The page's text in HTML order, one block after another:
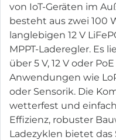
von IoT-Geräten im
besteht aus zwei 100
langlebigen 12 V
MPPT-Laderegler. Es
über 5 V, 12 V oder
Anwendungen wie
oder Sensorik. Die
wetterfest und
Effizienz, robuster
Ladezyklen bietet das